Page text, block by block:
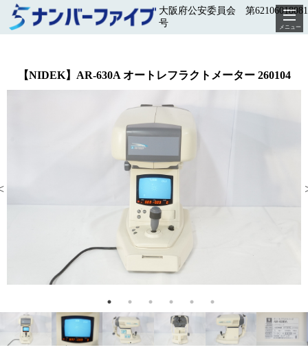
大阪府公安委員会 第
号
メニュー
【NIDEK】AR-630A オートレフラクトメーター 260104